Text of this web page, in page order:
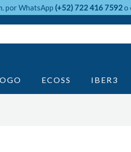
por WhatsApp (+52) 722 416 7592o
ECOSS IBER3